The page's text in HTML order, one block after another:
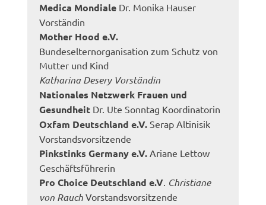
Medica Mondiale Dr. Monika Hauser
Vorständin
Mother Hood e.V.
Bundeselternorganisation zum Schutz von
Mutter und Kind
Katharina Desery Vorständin
Nationales Netzwerk Frauen und
Gesundheit Dr. Ute Sonntag Koordinatorin
Oxfam Deutschland e.V. Serap Altinisik
Vorstandsvorsitzende
Pinkstinks Germany e.V. Ariane Lettow
Geschäftsführerin
Pro Choice Deutschland e.V. Christiane
von Rauch Vorstandsvorsitzende